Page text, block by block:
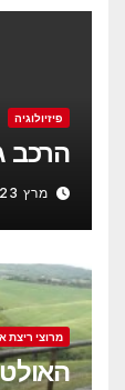
פיזיולוגיה
הרכב גוף
מרץ 23, 2023
מרוצי ריצת